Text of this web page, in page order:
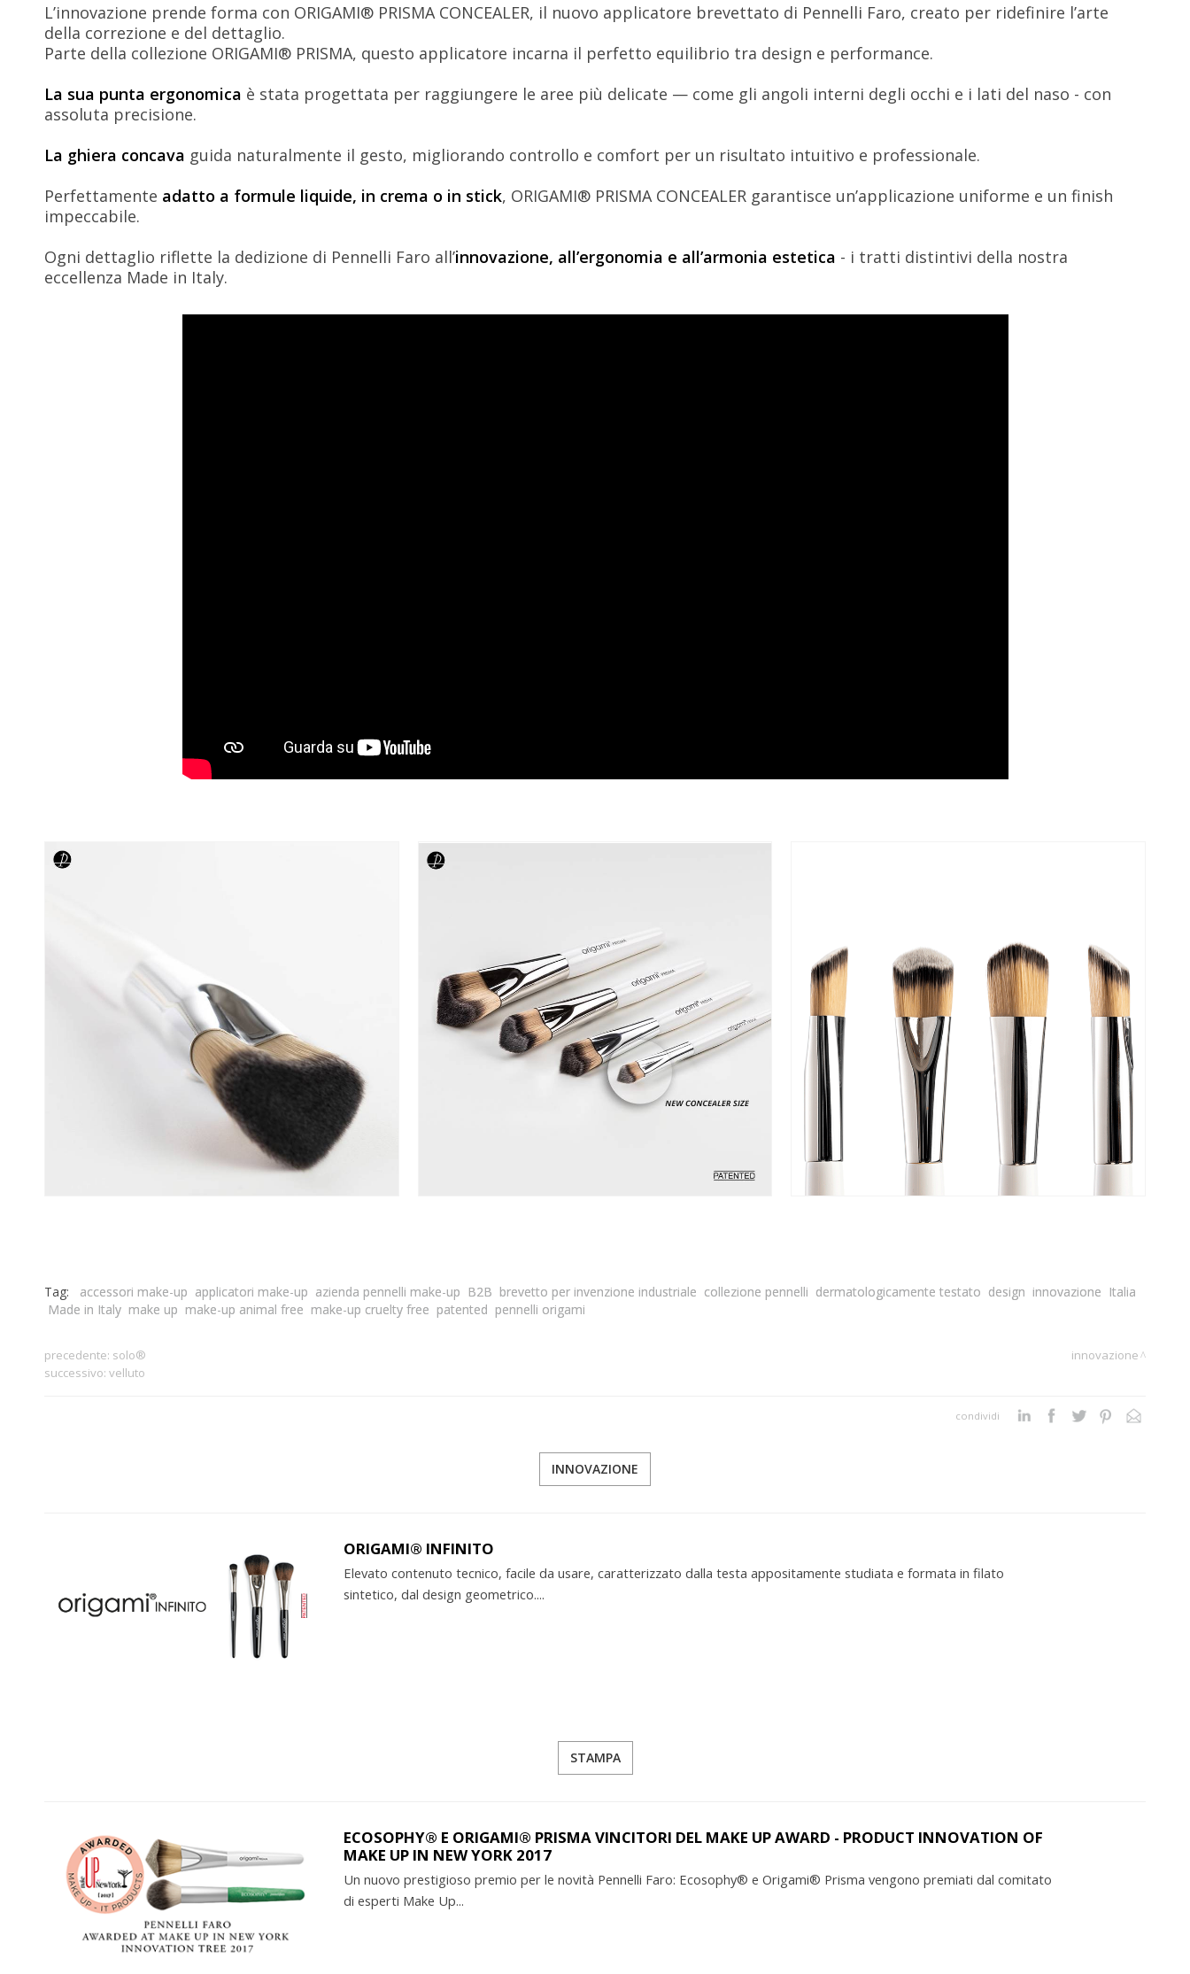
L’innovazione prende forma con ORIGAMI® PRISMA CONCEALER, il nuovo applicatore brevettato di Pennelli Faro, creato per ridefinire l’arte
della correzione e del dettaglio.
Parte della collezione ORIGAMI® PRISMA, questo applicatore incarna il perfetto equilibrio tra design e performance.
La sua punta ergonomica è stata progettata per raggiungere le aree più delicate — come gli angoli interni degli occhi e i lati del naso - con
assoluta precisione.
La ghiera concava guida naturalmente il gesto, migliorando controllo e comfort per un risultato intuitivo e professionale.
Perfettamente adatto a formule liquide, in crema o in stick, ORIGAMI® PRISMA CONCEALER garantisce un’applicazione uniforme e un finish
impeccabile.
Ogni dettaglio riflette la dedizione di Pennelli Faro all’innovazione, all’ergonomia e all’armonia estetica - i tratti distintivi della nostra
eccellenza Made in Italy.
Tag: accessori make-up applicatori make-up azienda pennelli make-up B2B brevetto per invenzione industriale collezione pennelli dermatologicamente testato design innovazione Italia
Made in Italy make up make-up animal free make-up cruelty free patented pennelli origami
precedente: solo®
successivo: velluto
innovazione
condividi
INNOVAZIONE
ORIGAMI® INFINITO
Elevato contenuto tecnico, facile da usare, caratterizzato dalla testa appositamente studiata e formata in filato
sintetico, dal design geometrico....
STAMPA
ECOSOPHY® E ORIGAMI® PRISMA VINCITORI DEL MAKE UP AWARD - PRODUCT INNOVATION OF
MAKE UP IN NEW YORK 2017
Un nuovo prestigioso premio per le novità Pennelli Faro: Ecosophy® e Origami® Prisma vengono premiati dal comitato
di esperti Make Up...